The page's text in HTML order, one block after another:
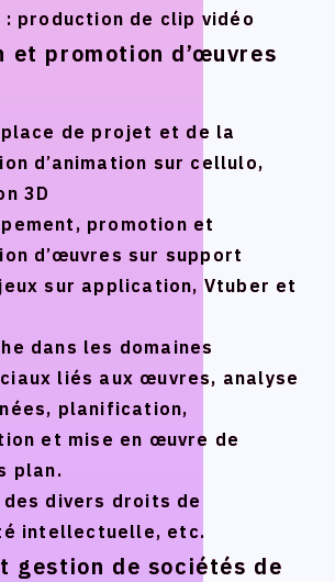
: production de clip vidéo
et promotion d’œuvres
place de projet et de la
d’animation sur cellulo,
3D
promotion et
d’œuvres sur support
sur application, Vtuber et
dans les domaines
liés aux œuvres, analyse
planification,
et mise en œuvre de
plan.
des divers droits de
intellectuelle, etc.
gestion de sociétés de
: production de clip vidéo
et promotion d’œuvres
place de projet et de la
d’animation sur cellulo,
3D
promotion et
d’œuvres sur support
sur application, Vtuber et
dans les domaines
liés aux œuvres, analyse
planification,
et mise en œuvre de
plan.
des divers droits de
intellectuelle, etc.
gestion de sociétés de